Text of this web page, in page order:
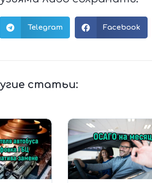
Telegram Facebook
статьи: